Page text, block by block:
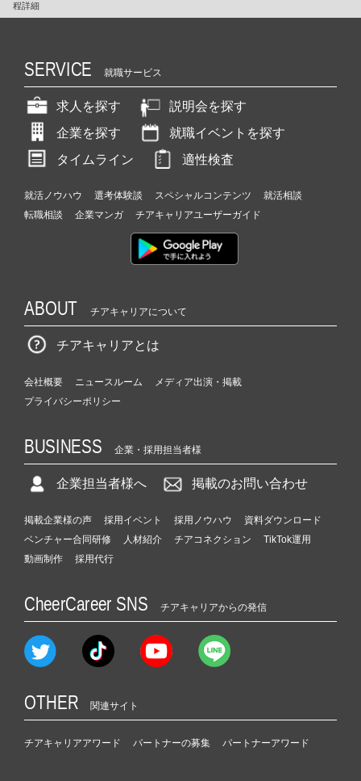
程詳細
SERVICE 就職サービス
求人を探す
説明会を探す
企業を探す
就職イベントを探す
タイムライン
適性検査
就活ノウハウ 選考体験談 スペシャルコンテンツ
就活相談
転職相談
企業マンガ チアキャリアユーザーガイド
ABOUT チアキャリアについて
チアキャリアとは
会社概要 ニュースルーム
メディア出演・掲載
プライバシーポリシー
BUSINESS 企業・採用担当者様
企業担当者様へ 掲載のお問い合わせ
掲載企業様の声 採用イベント 採用ノウハウ
資料ダウンロード
ベンチャー合同研修
人材紹介 チアコネクション
TikTok運用
動画制作
採用代行
CheerCareer SNS チアキャリアからの発信
OTHER 関連サイト
チアキャリアアワード パートナーの募集 パートナーアワード